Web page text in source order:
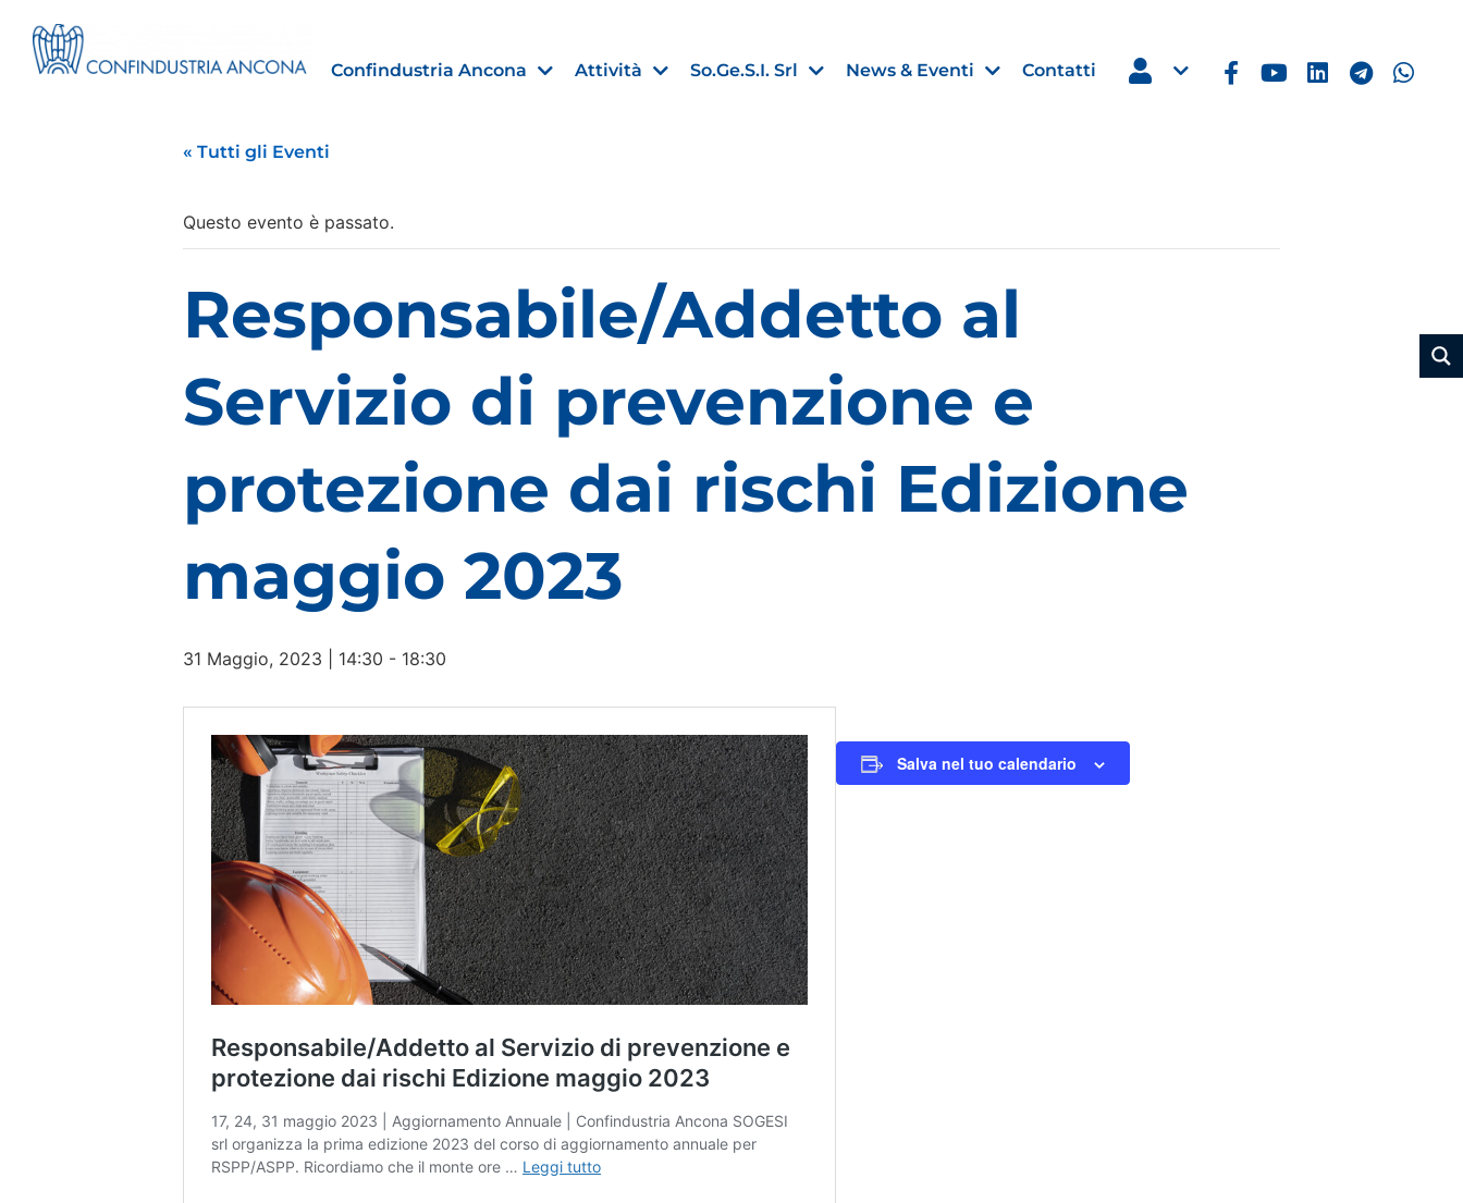
Confindustria Ancona Attività So.Ge.S.I. Srl News & Eventi
Estero
Importazioni dagli Stati Uniti nell’UE:
novità sulle prove di origine non
30 Luglio 2026
Finanza agevolata
“PMI, Industria e Incentivi alle Imprese
”
Leggi →
Estero
Contatti
« Tutti gli Eventi
Questo evento è passato.
Responsabile/Addetto al
Servizio di prevenzione e
protezione dai rischi Edizione
maggio 2023
31 Maggio, 2023 | 14:30 - 18:30
Salva nel tuo calendario